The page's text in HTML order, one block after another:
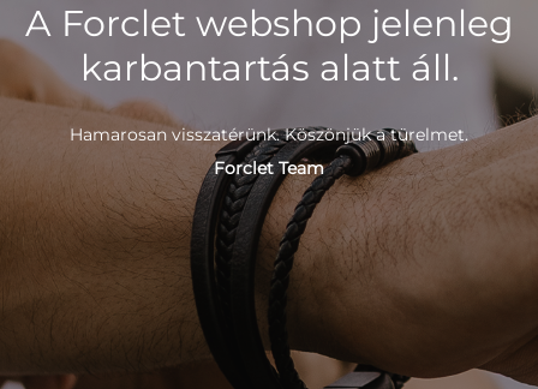
A Forclet webshop jelenleg
karbantartás alatt áll.
Hamarosan visszatérünk. Köszönjük a türelmet.
Forclet Team